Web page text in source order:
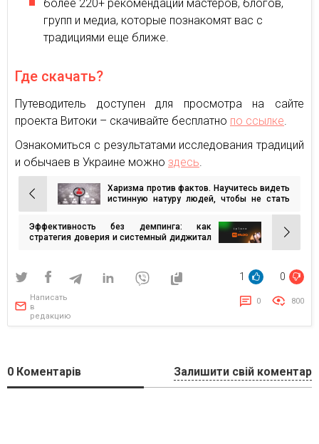
более 220+ рекомендаций мастеров, блогов,
групп и медиа, которые познакомят вас с
традициями еще ближе.
Где скачать?
Путеводитель доступен для просмотра на сайте
проекта Витоки – скачивайте бесплатно по ссылке.
Ознакомиться с результатами исследования традиций
и обычаев в Украине можно здесь.
Навигация
по
записям
Харизма против фактов. Научитесь видеть
истинную натуру людей, чтобы не стать
Эффективность без демпинга: как
стратегия доверия и системный диджитал
1 0
Написать
в
редакцию
0 800
0 Коментарів Залишити свій коментар